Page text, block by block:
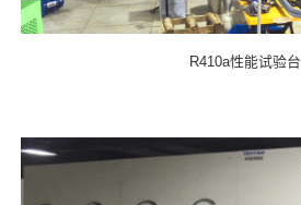
R410a性能试验台